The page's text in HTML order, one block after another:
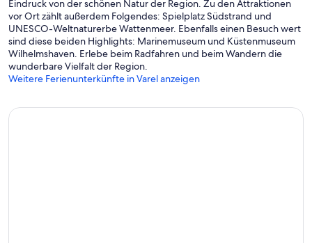
Eindruck von der schönen Natur der Region. Zu den Attraktionen
vor Ort zählt außerdem Folgendes: Spielplatz Südstrand und
UNESCO-Weltnaturerbe Wattenmeer. Ebenfalls einen Besuch wert
sind diese beiden Highlights: Marinemuseum und Küstenmuseum
Wilhelmshaven. Erlebe beim Radfahren und beim Wandern die
wunderbare Vielfalt der Region.
Weitere Ferienunterkünfte in Varel anzeigen